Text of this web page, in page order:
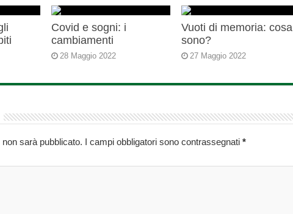
Covid e sogni: i
cambiamenti
28 Maggio 2022
Vuoti di memoria: cosa
sono?
27 Maggio 2022
sarà pubblicato. I campi obbligatori sono contrassegnati *